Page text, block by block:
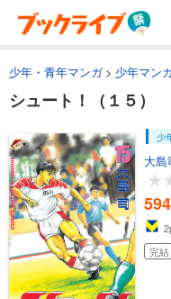
少年・青年マンガ 少年マン
シュート！（１５）
少
大島
-
594
2
完結
あらすじを表示
シュート！（
あらすじを表示
シュート！（
594円 (税込)
完結
あらすじを表示